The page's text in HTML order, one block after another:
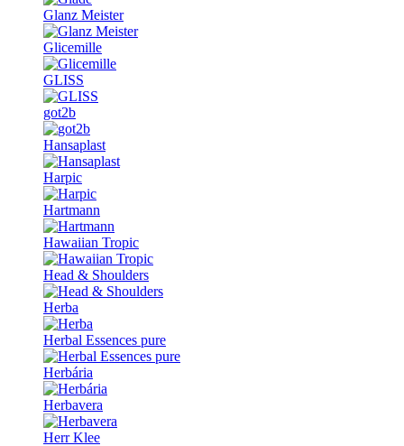
Glanz Meister
Glicemille
GLISS
got2b
Hansaplast
Harpic
Hartmann
Hawaiian Tropic
Head & Shoulders
Herba
Herbal Essences pure
Herbária
Herbavera
Herr Klee